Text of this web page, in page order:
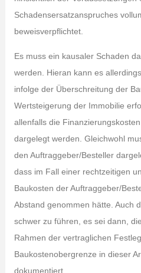
Schadensersatzanspruches
beweisverpflichtet.
Es muss ein kausaler Schaden
werden. Hieran kann es
infolge der Überschreitung der
Wertsteigerung der Immobilie
allenfalls die
dargelegt werden. Gleichwohl
den Auftraggeber/Besteller
dass im Fall einer rechtzeitigen
Baukosten der Auftraggeber/
Abstand genommen hätte. Auch
schwer zu führen, es sei dann,
Rahmen der vertraglichen
Baukostenobergrenze in dieser
dokumentiert.